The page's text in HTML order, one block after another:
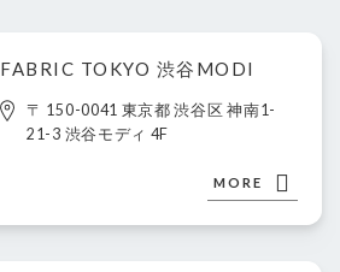
FABRIC TOKYO 渋谷MODI
〒 150-0041 東京都 渋谷区 神南1-
21-3 渋谷モディ 4F
MORE